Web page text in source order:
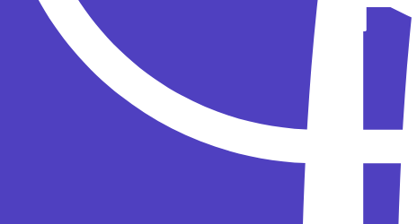
Анна Плетнёва